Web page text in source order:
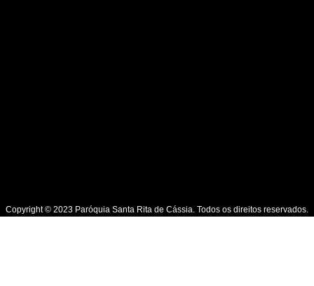
Copyright © 2023 Paróquia Santa Rita de Cássia. Todos os direitos reservados.